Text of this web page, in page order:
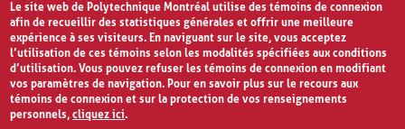
Le site web de Polytechnique Montréal utilise des témoins de connexion
afin de recueillir des statistiques générales et offrir une meilleure
expérience à ses visiteurs. En naviguant sur le site, vous acceptez
l’utilisation de ces témoins selon les modalités spécifiées aux conditions
d’utilisation. Vous pouvez refuser les témoins de connexion en modifiant
vos paramètres de navigation. Pour en savoir plus sur le recours aux
témoins de connexion et sur la protection de vos renseignements
personnels,cliquez ici.